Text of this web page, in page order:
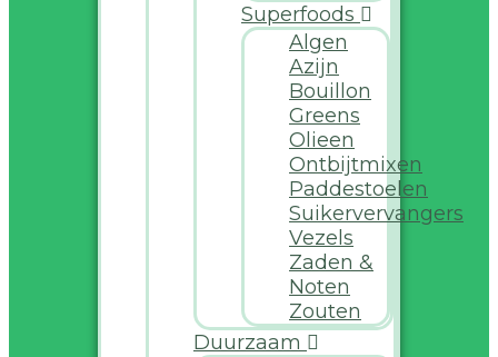
Superfoods
Algen
Azijn
Bouillon
Greens
Olieen
Ontbijtmixen
Paddestoelen
Suikervervangers
Vezels
Zaden &
Noten
Zouten
Duurzaam